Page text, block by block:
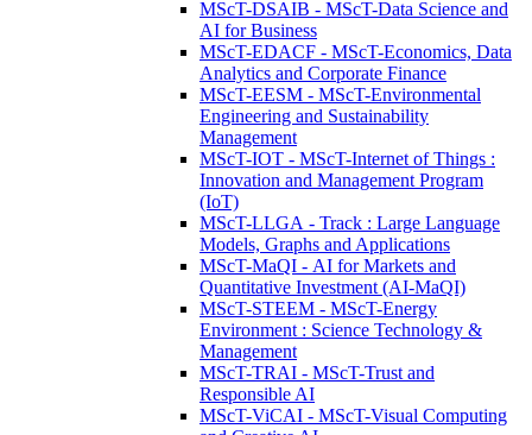
MScT-DSAIB - MScT-Data Science and
AI for Business
MScT-EDACF - MScT-Economics, Data
Analytics and Corporate Finance
MScT-EESM - MScT-Environmental
Engineering and Sustainability
Management
MScT-IOT - MScT-Internet of Things :
Innovation and Management Program
(IoT)
MScT-LLGA - Track : Large Language
Models, Graphs and Applications
MScT-MaQI - AI for Markets and
Quantitative Investment (AI-MaQI)
MScT-STEEM - MScT-Energy
Environment : Science Technology &
Management
MScT-TRAI - MScT-Trust and
Responsible AI
MScT-ViCAI - MScT-Visual Computing